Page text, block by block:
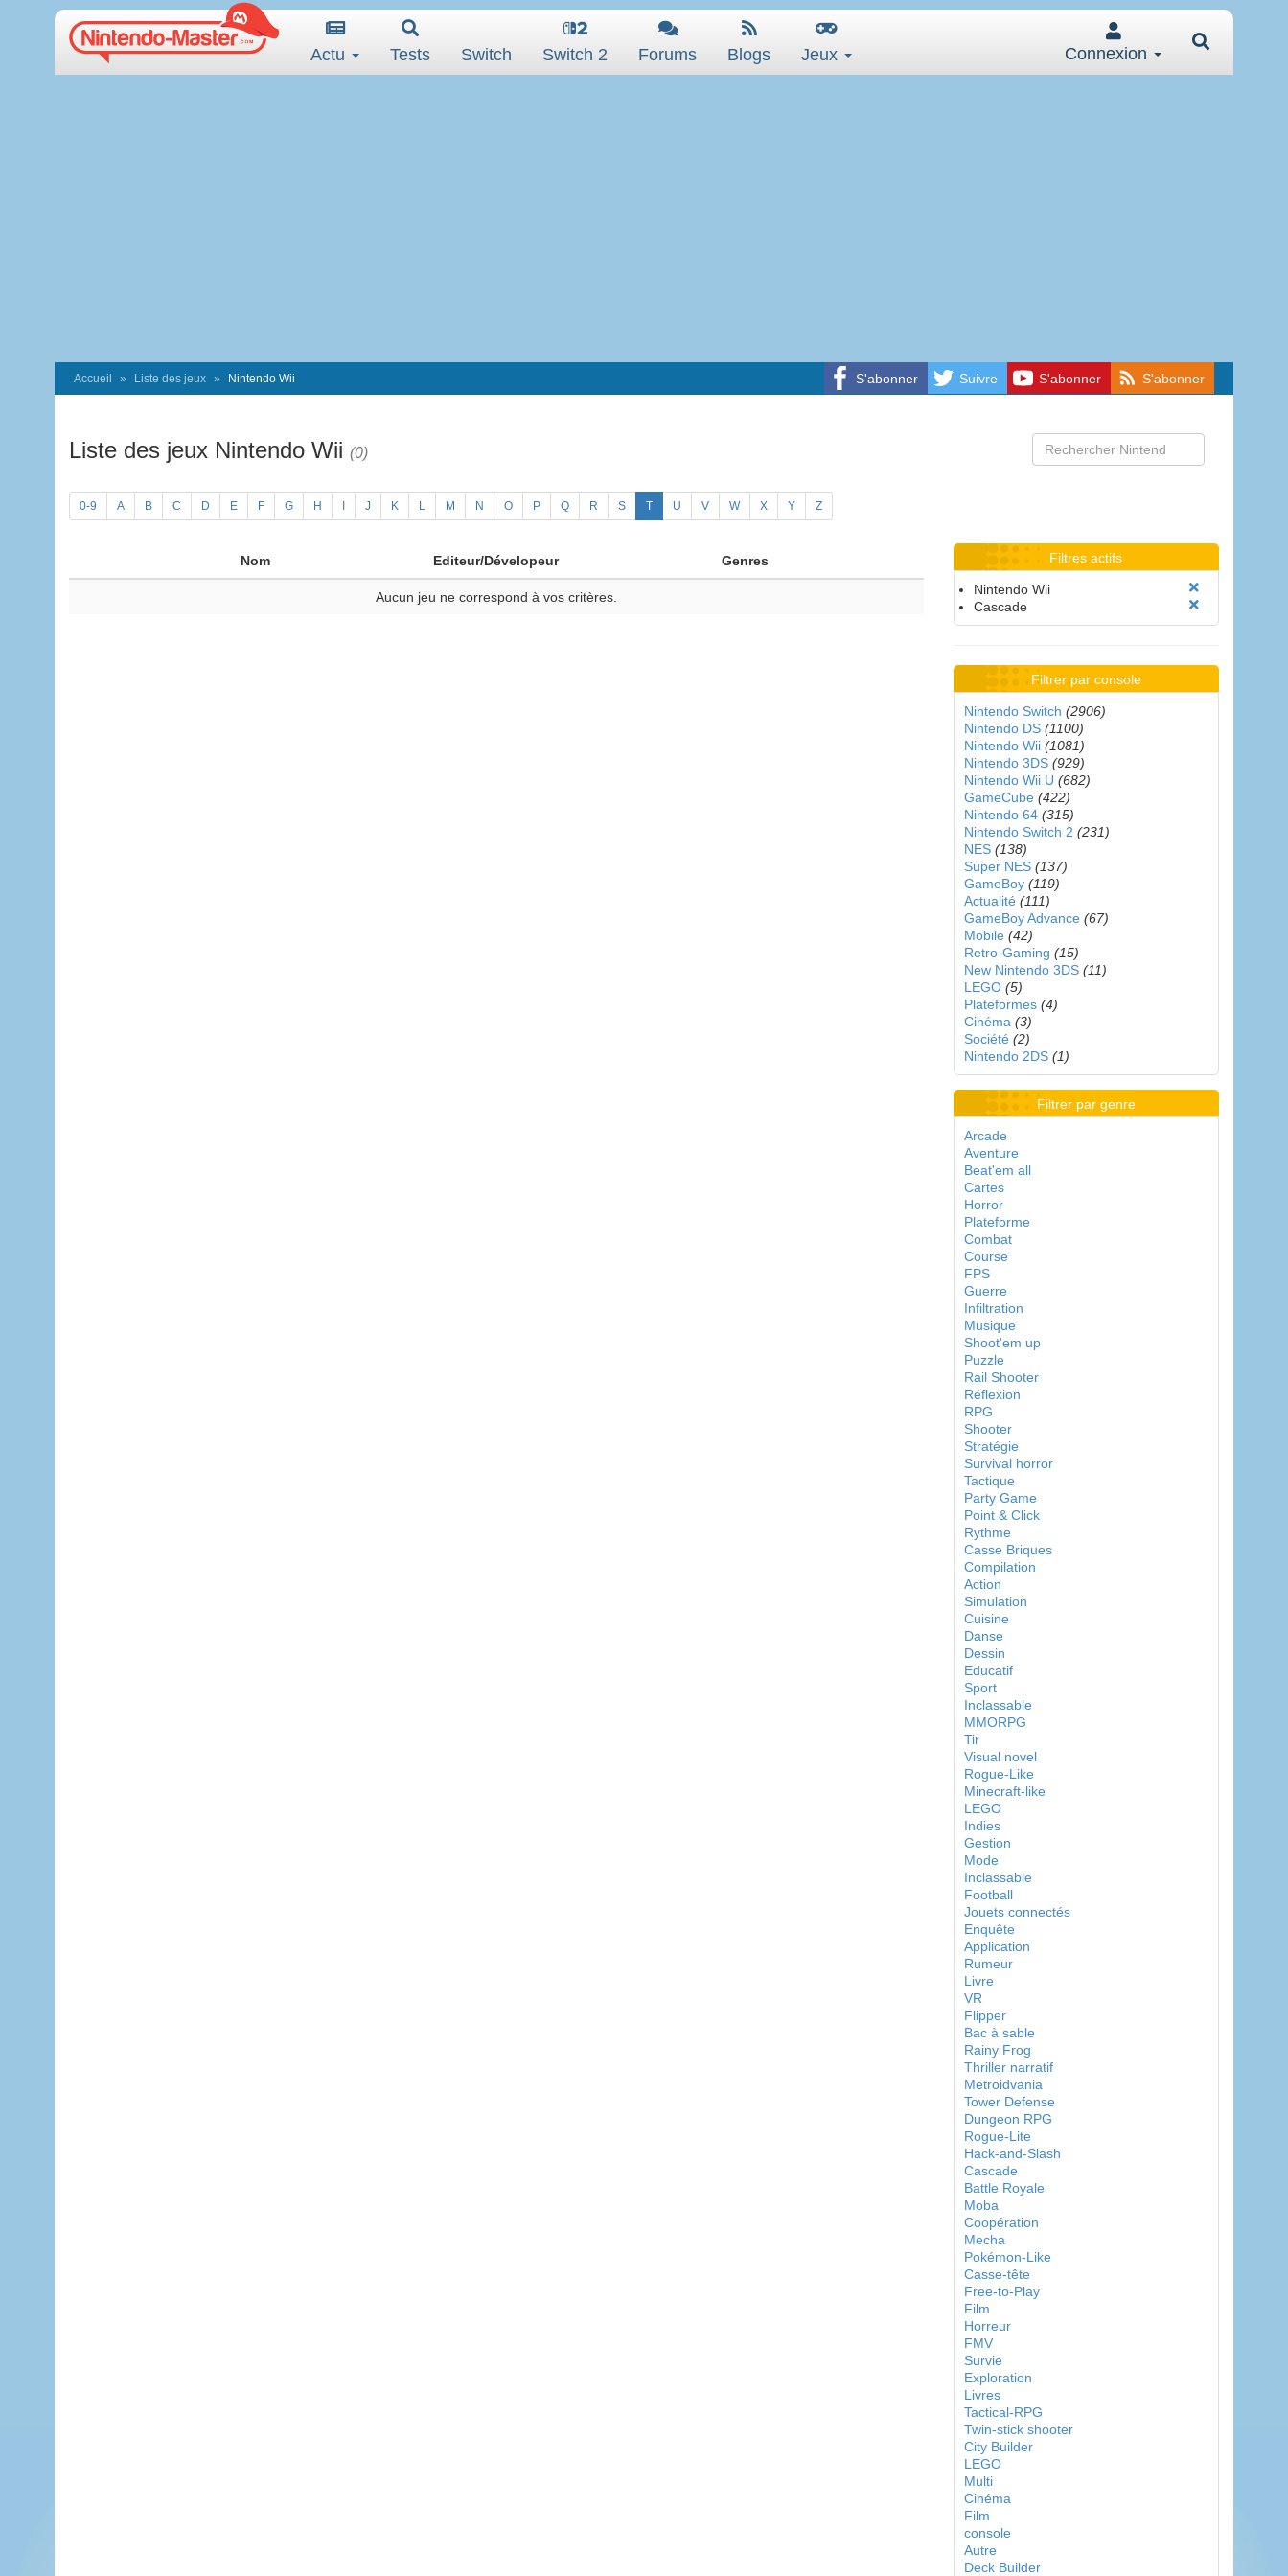
Actu Tests Switch Switch 2 Forums Blogs Jeux Connexion
S'abonner Suivre S'abonner S'abonner
Accueil Liste des jeux Nintendo Wii
Liste des jeux Nintendo Wii (0)
0-9 A B C D E F G H J K L M N O P Q R S T U V W X Y Z
Nom Editeur/Dévelopeur Genres
Aucun jeu ne correspond à vos critères.
Filtres actifs
Nintendo Wii
Cascade
Filtrer par console
Nintendo Switch (2906)
Nintendo DS (1100)
Nintendo Wii (1081)
Nintendo 3DS (929)
Nintendo Wii U (682)
GameCube (422)
Nintendo 64 (315)
Nintendo Switch 2 (231)
NES (138)
Super NES (137)
GameBoy (119)
Actualité (111)
GameBoy Advance (67)
Mobile (42)
Retro-Gaming (15)
New Nintendo 3DS (11)
LEGO (5)
Plateformes (4)
Cinéma (3)
Société (2)
Nintendo 2DS (1)
Filtrer par genre
Arcade
Aventure
Beat'em all
Cartes
Horror
Plateforme
Combat
Course
FPS
Guerre
Infiltration
Musique
Shoot'em up
Puzzle
Rail Shooter
Réflexion
RPG
Shooter
Stratégie
Survival horror
Tactique
Party Game
Point & Click
Rythme
Casse Briques
Compilation
Action
Simulation
Cuisine
Danse
Dessin
Educatif
Sport
Inclassable
MMORPG
Tir
Visual novel
Rogue-Like
Minecraft-like
LEGO
Indies
Gestion
Mode
Inclassable
Football
Jouets connectés
Enquête
Application
Rumeur
Livre
VR
Flipper
Bac à sable
Rainy Frog
Thriller narratif
Metroidvania
Tower Defense
Dungeon RPG
Rogue-Lite
Hack-and-Slash
Cascade
Battle Royale
Moba
Coopération
Mecha
Pokémon-Like
Casse-tête
Free-to-Play
Film
Horreur
FMV
Survie
Exploration
Livres
Tactical-RPG
Twin-stick shooter
City Builder
LEGO
Multi
Cinéma
Film
console
Autre
Deck Builder